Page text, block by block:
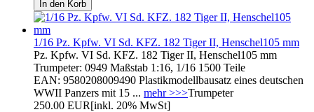
1/16 Pz. Kpfw. VI Sd. KFZ. 182 Tiger II, Henschel105 mm
Pz. Kpfw. VI Sd. KFZ. 182 Tiger II, Henschel105 mm
Trumpeter: 0949 Maßstab 1:16, 1/16 1500 Teile
EAN: 9580208009490 Plastikmodellbausatz eines deutschen
WWII Panzers mit 15 ... mehr >>>Trumpeter
250.00 EUR[inkl. 20% MwSt]